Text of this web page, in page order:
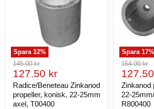
Spara12%
Ursprungligt
pris
145.00 kr
Nuvarande
pris
127.50 kr
Radice/Beneteau Zinkanod
propeller, konisk, 22-25mm
axel, T00400
Spara17%
Ursprungligt
pris
154.00 kr
pris
Zinkanod
22-
R800400